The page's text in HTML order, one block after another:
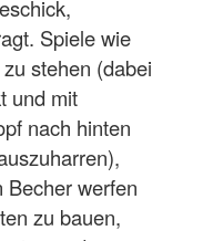
Spiele wie
stehen (dabei
und mit
nach hinten
Becher werfen
zu bauen,